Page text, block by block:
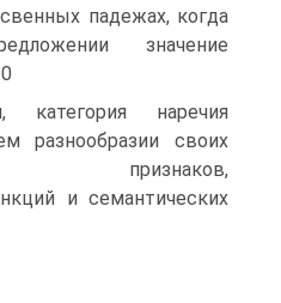
падежах, когда
значение
категория наречия
разнообразии своих
признаков,
и семантических